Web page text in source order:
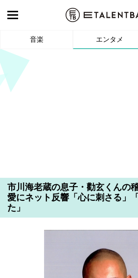
音楽 エンタメ
市川海老蔵の息子・勸玄くんの
愛にネット反響「心に刺さる」
た」